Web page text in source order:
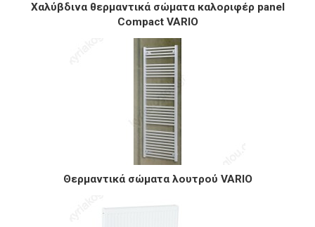
Χαλύβδινα θερμαντικά σώματα καλοριφέρ panel
Compact VARIO
Θερμαντικά σώματα λουτρού VARIO